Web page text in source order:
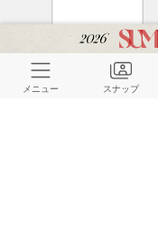
メニュー スナップ